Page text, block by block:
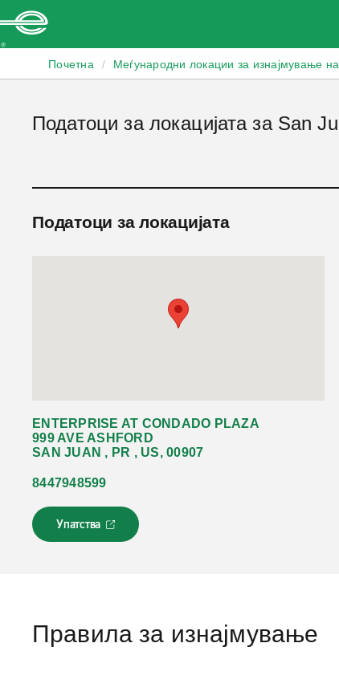
Почетна / Меѓународни локации за изнајмување
Податоци за локацијата за San
Податоци за локацијата
ENTERPRISE AT CONDADO PLAZA
999 AVE ASHFORD
SAN JUAN , PR , US, 00907
8447948599
Упатства
Л
и
е
Правила за изнајмување